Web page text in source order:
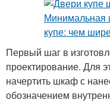
Первый шаг в
проектирование. Для
начертить шкаф с
обозначением